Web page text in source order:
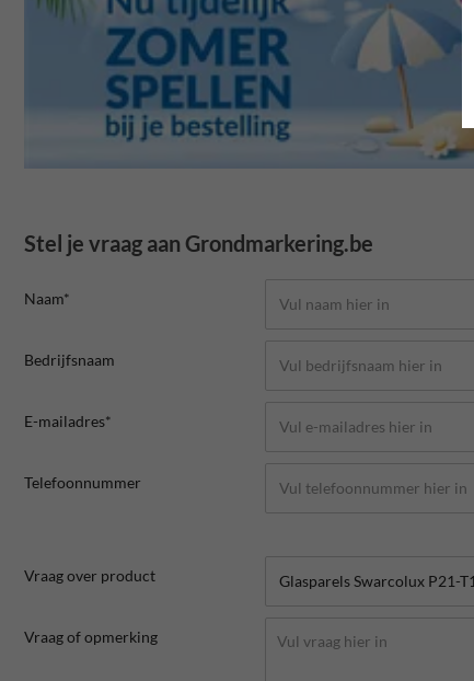
Stel je vraag aan Grondmarkering.be
Naam*
Bedrijfsnaam
E-mailadres*
Telefoonnummer
Vraag over product
Vraag of opmerking